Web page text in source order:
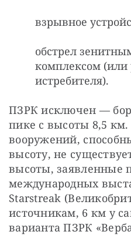
взрывное
обстрел
комплексом (или
истребителя).
ПЗРК исключен —
пике с высоты 8,5
вооружений,
высоту, не
высоты, заявленные
международных
Starstreak
источникам, 6 км у
варианта ПЗРК